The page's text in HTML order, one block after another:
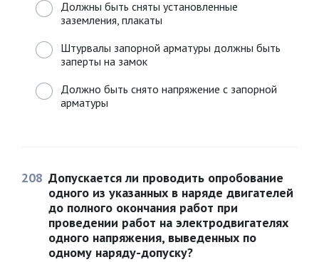
Должны быть сняты установленные
заземления, плакаты
Штурвалы запорной арматуры должны быть
заперты на замок
Должно быть снято напряжение с запорной
арматуры
208 Допускается ли проводить опробование
одного из указанных в наряде двигателей
до полного окончания работ при
проведении работ на электродвигателях
одного напряжения, выведенных по
одному наряду-допуску?